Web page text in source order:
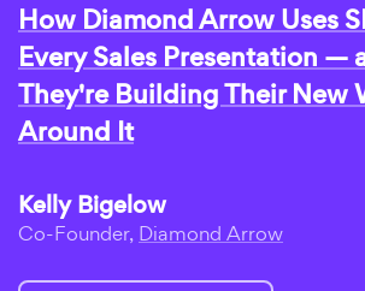
How Diamond Arrow Uses
Every Sales Presentation —
They're Building Their New
Around It
Kelly Bigelow
Co-Founder, Diamond Arrow